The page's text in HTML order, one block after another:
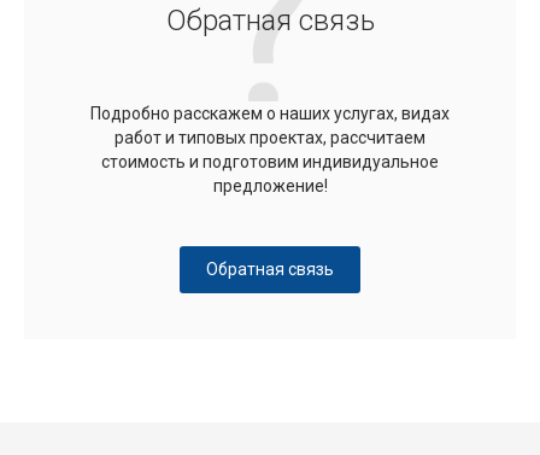
Обратная связь
Подробно расскажем о наших услугах, видах
работ и типовых проектах, рассчитаем
стоимость и подготовим индивидуальное
предложение!
Обратная связь